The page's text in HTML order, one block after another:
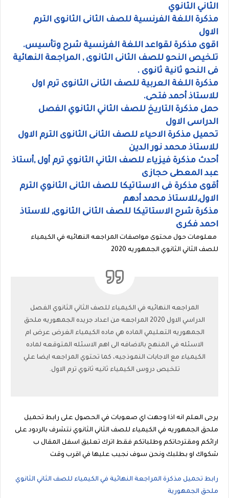
الثاني الثانوي
مذكرة اللغة الفرنسية للصف الثانى الثانوى الترم
الاول
اقوى مذكرة لقواعد اللغة الفرنسية شرح وتأسيس.
تلخيص النحو للصف الثانى الثانوى , المراجعة النهائية
فى النحو ثانية ثانوى .
مذكرة اللغة العربية للصف الثانى الثانوى ترم اول
للاستاذ أحمد فتحى.
حمل مذكرة التاريخ للصف الثاني الثانوي الفصل
الدراسى الاول
تحميل مذكرة الاحياء للصف الثانى الثانوى الترم الاول
للاستاذ محمد نور الدين
أحدث مذكرة فيزياء للصف الثاني الثانوي ترم أول ,أستاذ
عبد المعطى حجازى
أقوى مذكرة فى الاستاتيكا للصف الثانى الثانوي الترم
الاول,للاستاذ محمد أدهم
مذكرة شرح الاستاتيكا للصف الثانى الثانوى, للاستاذ
احمد فكرى
معلومات حول محتوى مواصفات المراجعه النهائيه في الكيمياء
للصف الثاني الثانوي الجمهوريه 2020
المراجعه النهائيه في الكيمياء للصف الثاني الثانوي الفصل
الدراسي الاول 2020 المراجعه من اعداد جريده الجمهوريه ملحق
الجمهوريه التعليمي الماده هي ماده الكيمياء الغرض عرض ام
الاسئله في المنهج بالاضافه الى اهم الاسئله المتوقعه لماده
الكيمياء مع الاجابات النموذجيه، كما تحتوي المراجعه ايضا علي
تلخيص دروس الكيمياء ثانيه ثانوي ترم الاول.
يرجى العلم انه اذا وجهت اي صعوبات في الحصول على رابط تحميل
ملحق الجمهوريه في الكيمياء للصف الثاني الثانوي نتشرف بالردود على
ارائكم ومقترحاتكم وطلباتكم فقط اترك تعليق اسفل المقال ب
شكواك او بطلبك ونحن سوف نجيب عليها في اقرب وقت
رابط تحميل مذكرة المراجعة النهائية في الكيمياء للصف الثاني الثانوي
ملحق الجمهورية